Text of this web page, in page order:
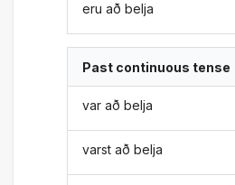
eru að belja
Past continuous tense
var að belja
varst að belja